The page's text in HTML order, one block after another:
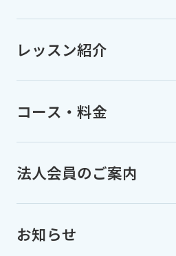
レッスン紹介
コース・料金
法人会員のご案内
お知らせ